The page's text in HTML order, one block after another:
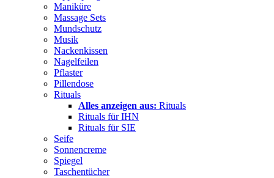
Maniküre
Massage Sets
Mundschutz
Musik
Nackenkissen
Nagelfeilen
Pflaster
Pillendose
Rituals
Alles anzeigen aus: Rituals
Rituals für IHN
Rituals für SIE
Seife
Sonnencreme
Spiegel
Taschentücher